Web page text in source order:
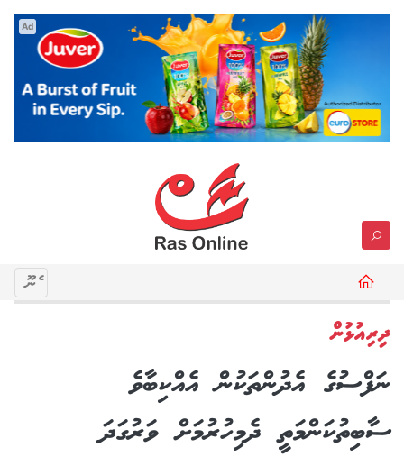
Ad
މެނޫ
ދިރިއުޅުން
ނަފްސުގެ އެދުންތަކުން އެއްކިބާވެ
ސާބިތުކަންމަތީ ދެމިހުރުމަށް ވަރުގަދަ